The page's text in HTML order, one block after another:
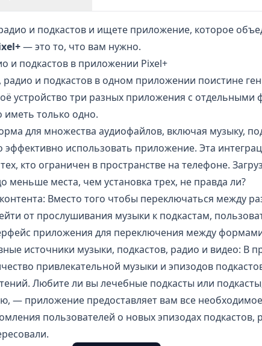
и подкастов и ищете приложение, которое
— это то, что вам нужно.
и подкастов в приложении Pixel+
и подкастов в одном приложении поистине
устройство три разных приложения с отдельными
иметь только одно.
для множества аудиофайлов, включая музыку,
использовать приложение. Эта
кто ограничен в пространстве на телефоне.
меньше места, чем установка трех, не правда ли?
Вместо того чтобы переключаться между
от прослушивания музыки к подкастам,
приложения для переключения между
источники музыки, подкастов, радио и видео: В
привлекательной музыки и эпизодов
Любите ли вы лечебные подкасты или
— приложение предоставляет вам все
пользователей о новых эпизодах подкастов,